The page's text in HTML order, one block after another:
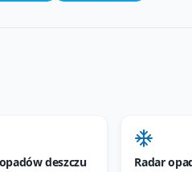
deszczu Radar